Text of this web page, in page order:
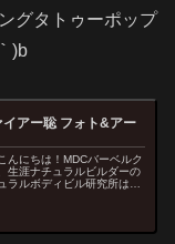
グタトゥーポップ
)b
イアー聡 フォト&アー
んにちは！MDCバーベルク
生涯ナチュラルビルダーの
ラルボディビル研究所は、